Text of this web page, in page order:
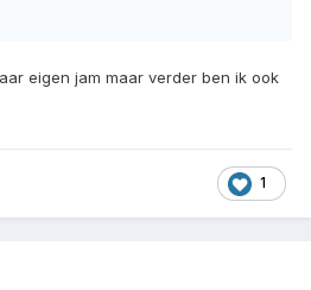
eigen jam maar verder ben ik ook
1